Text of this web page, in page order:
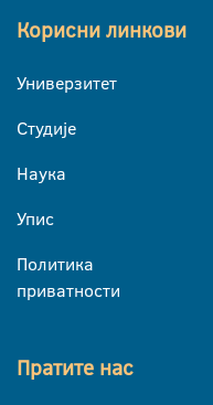
Корисни линкови
Универзитет
Студије
Наука
Упис
Политика
приватности
Пратите нас